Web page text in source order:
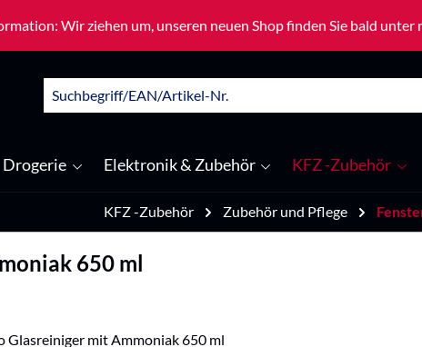
Wir ziehen um, unseren neuen Shop finden Sie bald
Drogerie Elektronik & Zubehör KFZ -Zubehör
KFZ -Zubehör Zubehör und Pflege
650 ml